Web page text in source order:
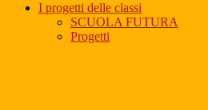
I progetti delle classi
SCUOLA FUTURA
Progetti